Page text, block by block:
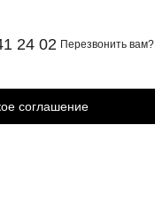
24 02 Перезвонить вам?
соглашение